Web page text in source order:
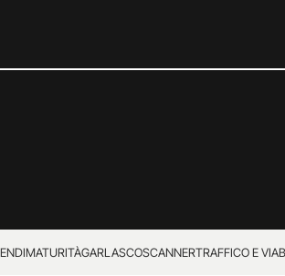
MATURITÀGARLASCOSCANNERTRAFFICO E